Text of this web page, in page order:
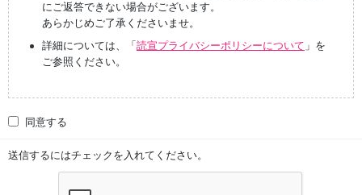
にご返答できない場合がございます。
あらかじめご了承くださいませ。
詳細については、「 読宣プライバシーポリシーについて 」を
ご参照ください。
同意する
送信するにはチェックを入れてください。